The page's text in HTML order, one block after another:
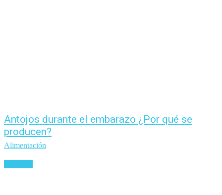
Antojos durante el embarazo ¿Por qué se
producen?
Alimentación